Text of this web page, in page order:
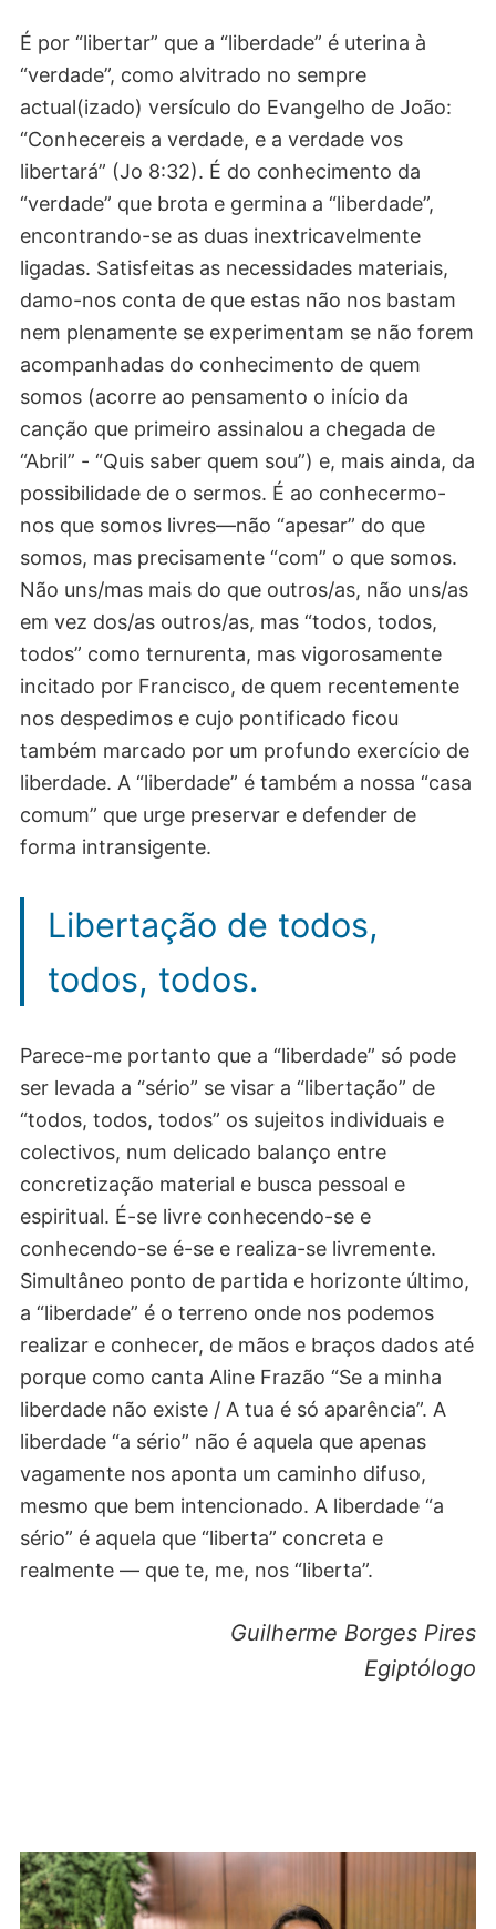
É por “libertar” que a “liberdade” é uterina à
“verdade”, como alvitrado no sempre
actual(izado) versículo do Evangelho de João:
“Conhecereis a verdade, e a verdade vos
libertará” (Jo 8:32). É do conhecimento da
“verdade” que brota e germina a “liberdade”,
encontrando-se as duas inextricavelmente
ligadas. Satisfeitas as necessidades materiais,
damo-nos conta de que estas não nos bastam
nem plenamente se experimentam se não forem
acompanhadas do conhecimento de quem
somos (acorre ao pensamento o início da
canção que primeiro assinalou a chegada de
“Abril” - “Quis saber quem sou”) e, mais ainda, da
possibilidade de o sermos. É ao conhecermo-
nos que somos livres—não “apesar” do que
somos, mas precisamente “com” o que somos.
Não uns/mas mais do que outros/as, não uns/as
em vez dos/as outros/as, mas “todos, todos,
todos” como ternurenta, mas vigorosamente
incitado por Francisco, de quem recentemente
nos despedimos e cujo pontificado ficou
também marcado por um profundo exercício de
liberdade. A “liberdade” é também a nossa “casa
comum” que urge preservar e defender de
forma intransigente.
Libertação de todos,
todos, todos.
Parece-me portanto que a “liberdade” só pode
ser levada a “sério” se visar a “libertação” de
“todos, todos, todos” os sujeitos individuais e
colectivos, num delicado balanço entre
concretização material e busca pessoal e
espiritual. É-se livre conhecendo-se e
conhecendo-se é-se e realiza-se livremente.
Simultâneo ponto de partida e horizonte último,
a “liberdade” é o terreno onde nos podemos
realizar e conhecer, de mãos e braços dados até
porque como canta Aline Frazão “Se a minha
liberdade não existe / A tua é só aparência”. A
liberdade “a sério” não é aquela que apenas
vagamente nos aponta um caminho difuso,
mesmo que bem intencionado. A liberdade “a
sério” é aquela que “liberta” concreta e
realmente — que te, me, nos “liberta”.
Guilherme Borges Pires
Egiptólogo